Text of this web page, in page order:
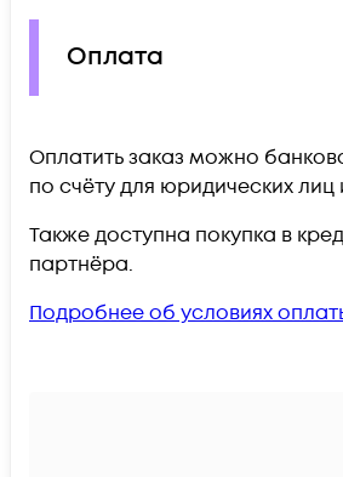
Оплата
Оплатить заказ можно
по счёту для юридических лиц
Также доступна покупка в
партнёра.
Подробнее об условиях